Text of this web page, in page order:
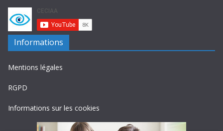
Informations
Mentions légales
RGPD
Informations sur les cookies